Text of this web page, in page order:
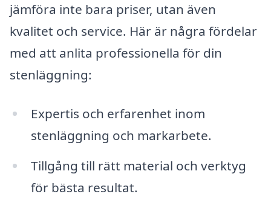
jämföra inte bara priser, utan även
kvalitet och service. Här är några fördelar
med att anlita professionella för din
stenläggning:
Expertis och erfarenhet inom
stenläggning och markarbete.
Tillgång till rätt material och verktyg
för bästa resultat.